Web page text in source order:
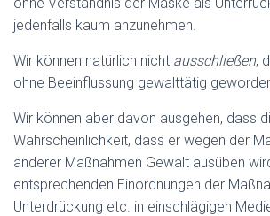
jedenfalls kaum anzunehmen.
Wir können natürlich nicht ausschließen,
ohne Beeinflussung gewalttätig
Wir können aber davon ausgehen, dass
Wahrscheinlichkeit, dass er wegen der
anderer Maßnahmen Gewalt ausüben
entsprechenden Einordnungen der
Unterdrückung etc. in einschlägigen